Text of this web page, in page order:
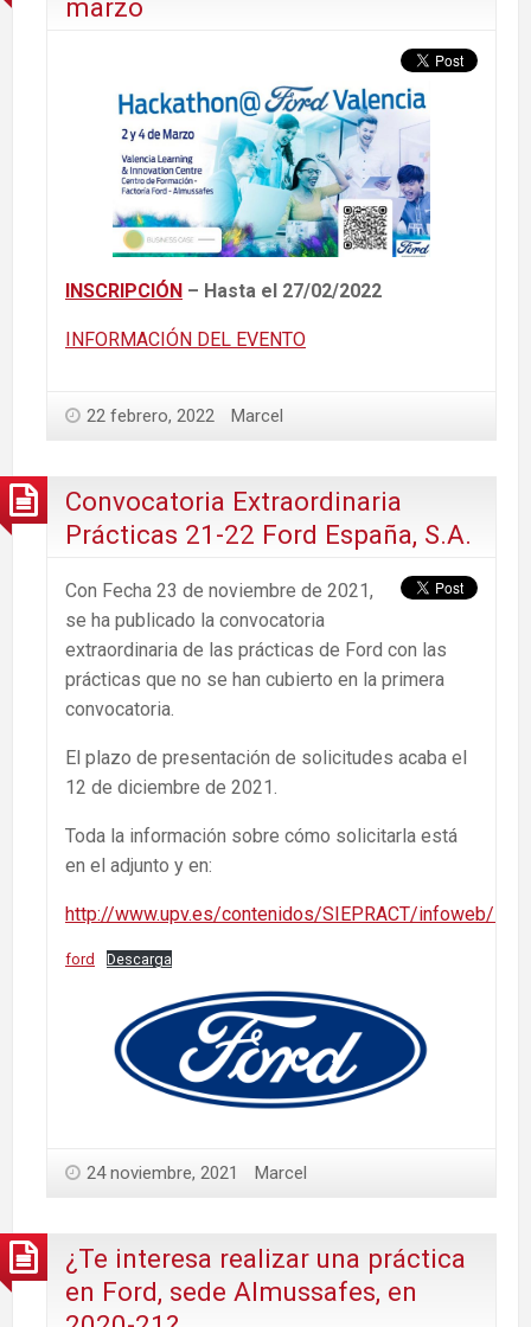
marzo
INSCRIPCIÓN – Hasta el 27/02/2022
INFORMACIÓN DEL EVENTO
22 febrero, 2022 Marcel
Convocatoria Extraordinaria
Prácticas 21-22 Ford España, S.A.
Con Fecha 23 de noviembre de 2021,
se ha publicado la convocatoria
extraordinaria de las prácticas de Ford con las
prácticas que no se han cubierto en la primera
convocatoria.
El plazo de presentación de solicitudes acaba el
12 de diciembre de 2021.
Toda la información sobre cómo solicitarla está
en el adjunto y en:
http://www.upv.es/contenidos/SIEPRACT/infoweb/
ford Descarga
24 noviembre, 2021 Marcel
¿Te interesa realizar una práctica
en Ford, sede Almussafes, en